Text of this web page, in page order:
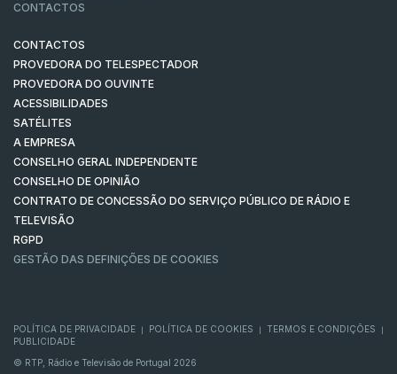
CONTACTOS
CONTACTOS
PROVEDORA DO TELESPECTADOR
PROVEDORA DO OUVINTE
ACESSIBILIDADES
SATÉLITES
A EMPRESA
CONSELHO GERAL INDEPENDENTE
CONSELHO DE OPINIÃO
CONTRATO DE CONCESSÃO DO SERVIÇO PÚBLICO DE RÁDIO E
TELEVISÃO
RGPD
GESTÃO DAS DEFINIÇÕES DE COOKIES
POLÍTICA DE PRIVACIDADE POLÍTICA DE COOKIES TERMOS E CONDIÇÕES
PUBLICIDADE
© RTP, Rádio e Televisão de Portugal 2026